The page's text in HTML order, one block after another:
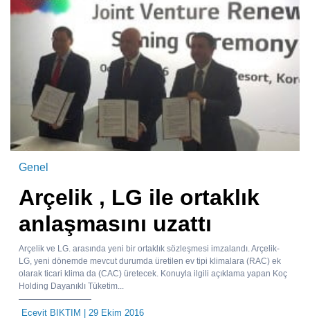
Genel
Arçelik , LG ile ortaklık
anlaşmasını uzattı
Arçelik ve LG. arasında yeni bir ortaklık sözleşmesi imzalandı. Arçelik-
LG, yeni dönemde mevcut durumda üretilen ev tipi klimalara (RAC) ek
olarak ticari klima da (CAC) üretecek. Konuyla ilgili açıklama yapan Koç
Holding Dayanıklı Tüketim...
Ecevit BIKTIM | 29 Ekim 2016